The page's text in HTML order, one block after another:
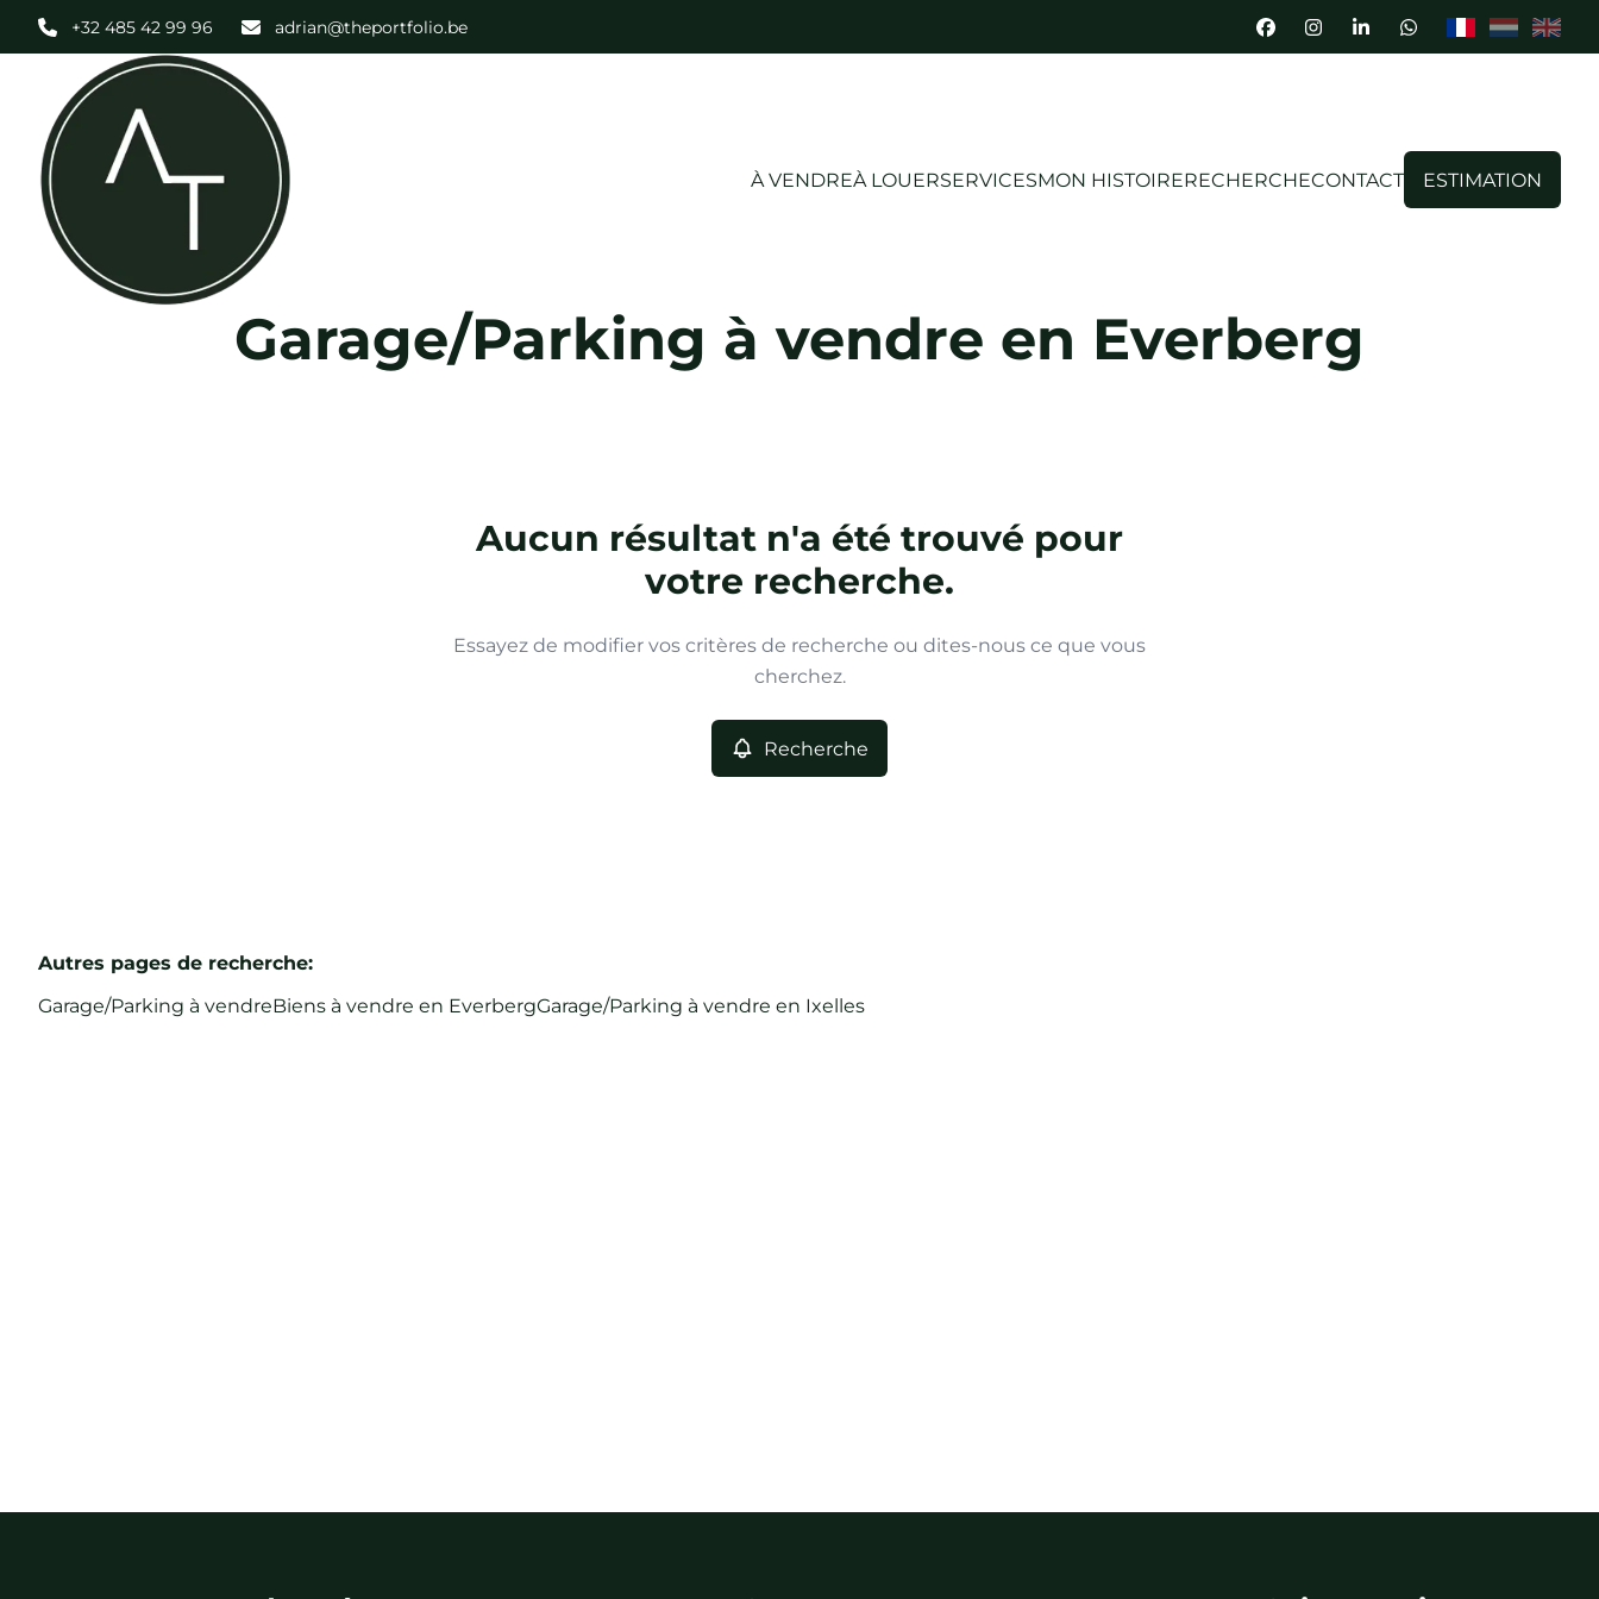
Aller au contenu principal
+32 485 42 99 96 adrian@theportfolio.be
À VENDREÀ LOUERSERVICESMON HISTOIRERECHERCHECONTACT ESTIMATION
Garage/Parking à vendre en Everberg
Aucun résultat n'a été trouvé pour
votre recherche.
Essayez de modifier vos critères de recherche ou dites-nous ce que vous
cherchez.
Recherche
Autres pages de recherche:
Garage/Parking à vendreBiens à vendre en EverbergGarage/Parking à vendre en Ixelles